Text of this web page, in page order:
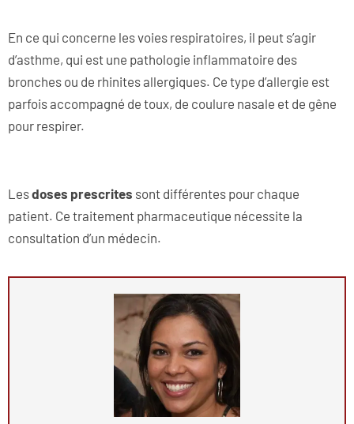
En ce qui concerne les voies respiratoires, il peut s’agir
d’asthme, qui est une pathologie inflammatoire des
bronches ou de rhinites allergiques. Ce type d’allergie est
parfois accompagné de toux, de coulure nasale et de gêne
pour respirer.
Lesdoses prescrites sont différentes pour chaque
patient. Ce traitement pharmaceutique nécessite la
consultation d’un médecin.